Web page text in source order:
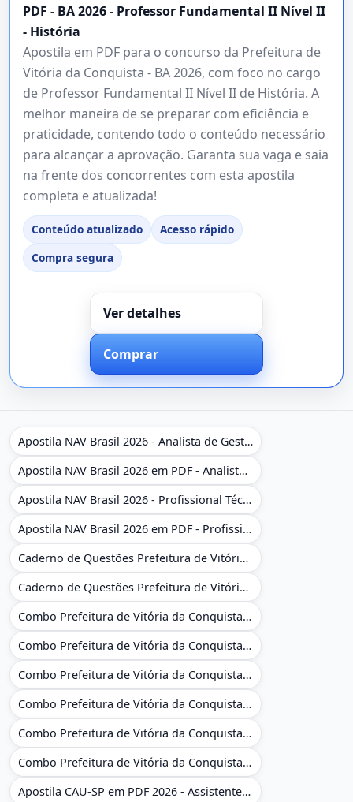
PDF - BA 2026 - Professor Fundamental II Nível II
- História
Apostila em PDF para o concurso da Prefeitura de
Vitória da Conquista - BA 2026, com foco no cargo
de Professor Fundamental II Nível II de História. A
melhor maneira de se preparar com eficiência e
praticidade, contendo todo o conteúdo necessário
para alcançar a aprovação. Garanta sua vaga e saia
na frente dos concorrentes com esta apostila
completa e atualizada!
Conteúdo atualizado
Acesso rápido
Compra segura
Ver detalhes
Comprar
Apostila NAV Brasil 2026 - Analista de Gestão
Apostila NAV Brasil 2026 em PDF - Analista de Gestão
Apostila NAV Brasil 2026 - Profissional Técnico de Navegação Aérea - Operador de Torre de Controle
Apostila NAV Brasil 2026 em PDF - Profissional Técnico de Navegação Aérea - Operador de Torre de Controle
Caderno de Questões Prefeitura de Vitória da Conquista - BA - Conhecimentos Gerais - 450 Questões Gabaritadas
Caderno de Questões Prefeitura de Vitória da Conquista em PDF - BA - Conhecimentos Gerais - 450 Questões Gabaritadas
Combo Prefeitura de Vitória da Conquista - BA 2026 - Monitor Escolar (Educação Infantil e Cobertura das AC'S)
Combo Prefeitura de Vitória da Conquista - BA 2026 - Monitor Escolar (Educação Infantil e Cobertura das AC'S)
Combo Prefeitura de Vitória da Conquista - BA 2026 - Monitor Escolar (Suporte às Crianças com Deficiência)
Combo Prefeitura de Vitória da Conquista - BA 2026 - Monitor Escolar (Suporte às Crianças com Deficiência)
Combo Prefeitura de Vitória da Conquista - BA 2026 - Pedagogo - Zona Urbana e/ou Rural
Combo Prefeitura de Vitória da Conquista - BA 2026 - Pedagogo - Zona Urbana e/ou Rural
Apostila CAU-SP em PDF 2026 - Assistente Técnico - Administrativo